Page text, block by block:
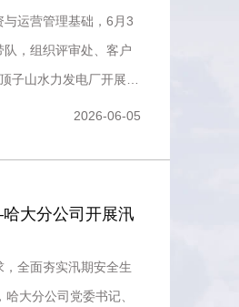
运营管理基础，6月3
，组织评审处、客户
子山水力发电厂开展专
2026-06-05
大分公司开展汛
全面夯实汛期安全生
大分公司党委书记、